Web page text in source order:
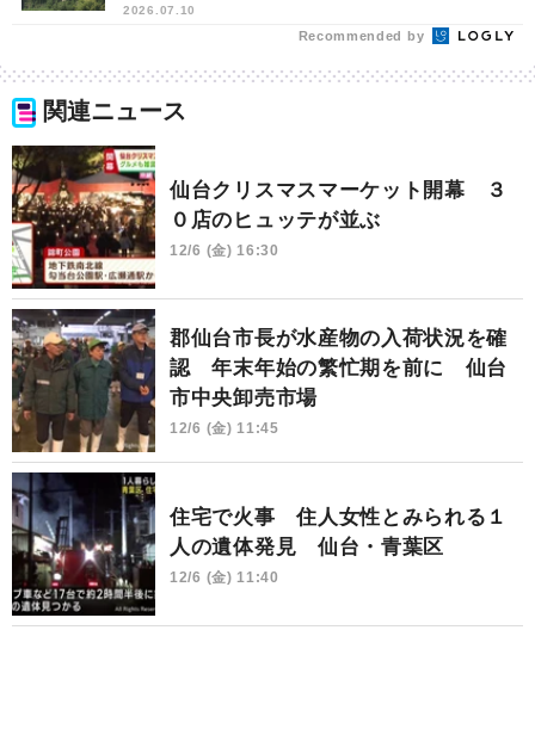
2026.07.10
Recommended by
関連ニュース
仙台クリスマスマーケット開幕 ３
０店のヒュッテが並ぶ
12/6 (金) 16:30
郡仙台市長が水産物の入荷状況を確
認 年末年始の繁忙期を前に 仙台
市中央卸売市場
12/6 (金) 11:45
住宅で火事 住人女性とみられる１
人の遺体発見 仙台・青葉区
12/6 (金) 11:40